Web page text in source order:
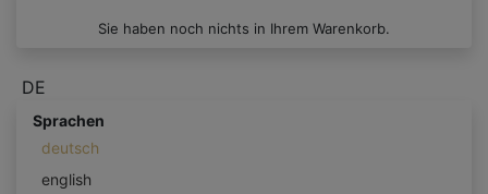
Sie haben noch nichts in Ihrem Warenkorb.
DE
Sprachen
deutsch
english